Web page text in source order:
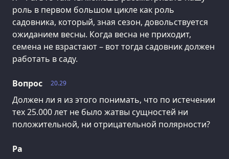
роль в первом большом цикле как роль
садовника, который, зная сезон, довольствуется
ожиданием весны. Когда весна не приходит,
семена не взрастают – вот тогда садовник должен
работать в саду.
20.29
Вопрос
Должен ли я из этого понимать, что по истечении
тех 25.000 лет не было жатвы сущностей ни
положительной, ни отрицательной полярности?
Ра